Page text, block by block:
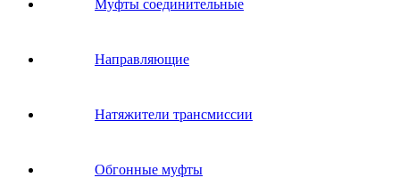
Муфты соединительные
Направляющие
Натяжители трансмиссии
Обгонные муфты